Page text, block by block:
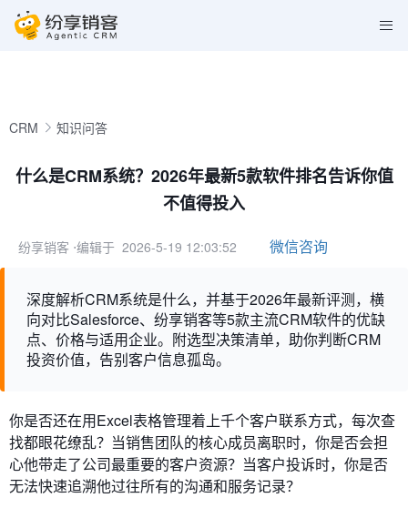
CRM 知识问答
什么是CRM系统？2026年最新5款软件排名告诉你值
不值得投入
纷享销客 ⋅编辑于 2026-5-19 12:03:52 微信咨询
深度解析CRM系统是什么，并基于2026年最新评测，横
向对比Salesforce、纷享销客等5款主流CRM软件的优缺
点、价格与适用企业。附选型决策清单，助你判断CRM
投资价值，告别客户信息孤岛。
你是否还在用Excel表格管理着上千个客户联系方式，每次查
找都眼花缭乱？当销售团队的核心成员离职时，你是否会担
心他带走了公司最重要的客户资源？当客户投诉时，你是否
无法快速追溯他过往所有的沟通和服务记录？